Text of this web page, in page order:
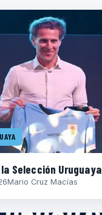
Selección Uruguaya
Mario Cruz Macías